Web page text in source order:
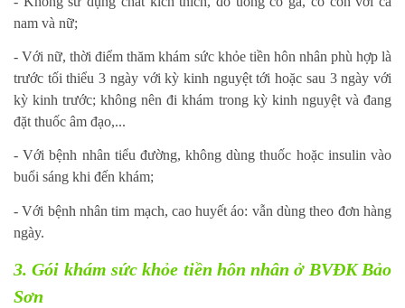
nam và nữ;
- Với nữ, thời điểm thăm khám sức khỏe tiền hôn nhân phù hợp là
trước tối thiểu 3 ngày với kỳ kinh nguyệt tới hoặc sau 3 ngày với
kỳ kinh trước; không nên đi khám trong kỳ kinh nguyệt và đang
đặt thuốc âm đạo,...
- Với bệnh nhân tiểu đường, không dùng thuốc hoặc insulin vào
buổi sáng khi đến khám;
- Với bệnh nhân tim mạch, cao huyết áo: vẫn dùng theo đơn hàng
ngày.
3. Gói khám sức khỏe tiền hôn nhân ở BVĐK Bảo
Sơn